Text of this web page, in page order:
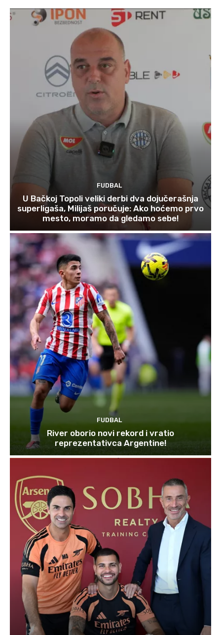
FUDBAL
U Bačkoj Topoli veliki derbi dva dojučerašnja
superligaša, Milijaš poručuje: Ako hoćemo prvo
mesto, moramo da gledamo sebe!
FUDBAL
River oborio novi rekord i vratio
reprezentativca Argentine!